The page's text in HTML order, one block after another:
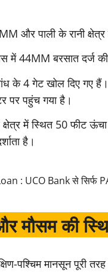
और पाली के रानी
में 44MM बरसात दर्ज
बांध के 4 गेट खोल दिए
पर पहुंच गया है।
में स्थित 50 फीट
है।
: UCO Bank से सिर्फ
मौसम की
पश्चिम मानसून पूरी